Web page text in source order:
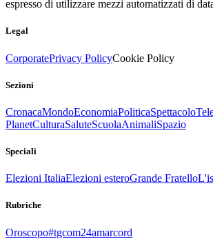
espresso di utilizzare mezzi automatizzati di
Legal
CorporatePrivacy PolicyCookie Policy
Sezioni
CronacaMondoEconomiaPoliticaSpettacolo
PlanetCulturaSaluteScuolaAnimaliSpazio
Speciali
Elezioni ItaliaElezioni esteroGrande Fratello
Rubriche
Oroscopo#tgcom24amarcord